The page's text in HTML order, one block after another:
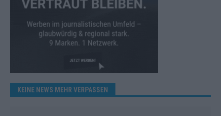
KEINE NEWS MEHR VERPASSEN